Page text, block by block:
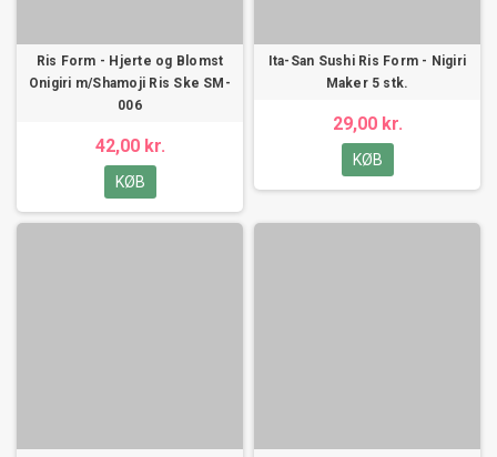
Ris Form - Hjerte og Blomst
Onigiri m/Shamoji Ris Ske SM-
006
42,00 kr.
KØB
Ita-San Sushi Ris Form - Nigiri
Maker 5 stk.
29,00 kr.
KØB